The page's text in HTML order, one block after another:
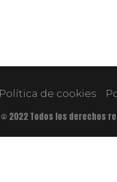
Política de cookies
© 2022 Todos los derechos